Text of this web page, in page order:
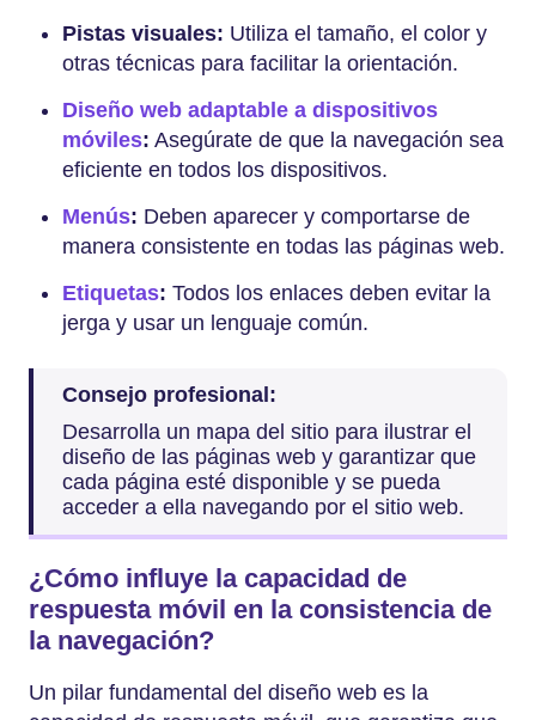
Pistas visuales: Utiliza el tamaño, el color y
otras técnicas para facilitar la orientación.
Diseño web adaptable a dispositivos
móviles: Asegúrate de que la navegación sea
eficiente en todos los dispositivos.
Menús: Deben aparecer y comportarse de
manera consistente en todas las páginas web.
Etiquetas: Todos los enlaces deben evitar la
jerga y usar un lenguaje común.
Consejo profesional:
Desarrolla un mapa del sitio para ilustrar el
diseño de las páginas web y garantizar que
cada página esté disponible y se pueda
acceder a ella navegando por el sitio web.
¿Cómo influye la capacidad de
respuesta móvil en la consistencia de
la navegación?
Un pilar fundamental del diseño web es la